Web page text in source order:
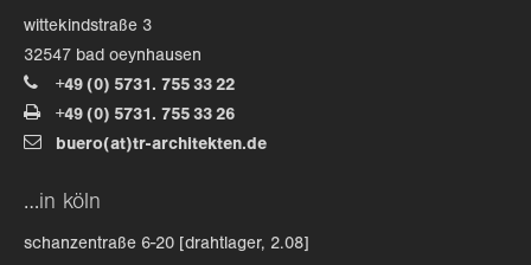
wittekindstraße 3
32547 bad oeynhausen
+49 (0) 5731. 755 33 22
+49 (0) 5731. 755 33 26
buero(at)tr-architekten.de
…in köln
schanzentraße 6-20 [drahtlager, 2.08]